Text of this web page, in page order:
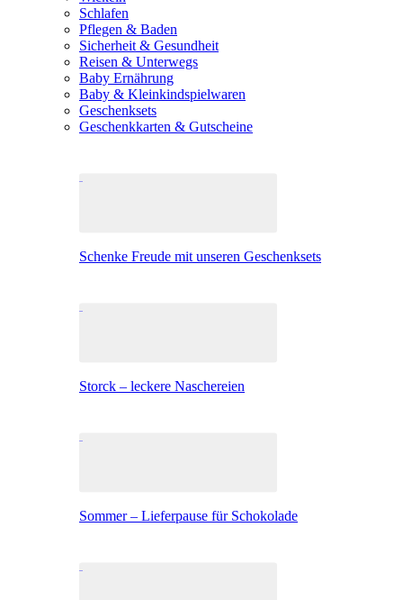
Schlafen
Pflegen & Baden
Sicherheit & Gesundheit
Reisen & Unterwegs
Baby Ernährung
Baby & Kleinkindspielwaren
Geschenksets
Geschenkkarten & Gutscheine
Schenke Freude mit unseren Geschenksets
Storck – leckere Naschereien
Sommer – Lieferpause für Schokolade